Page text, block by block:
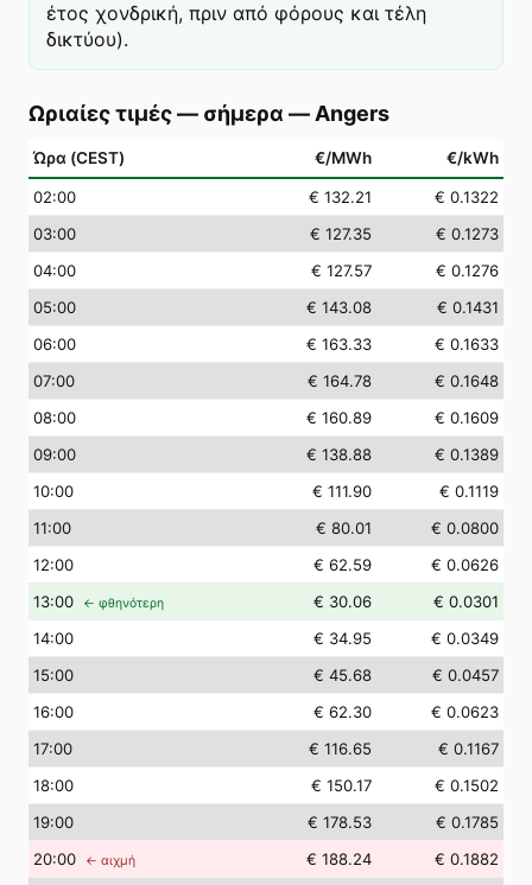
έτος χονδρική, πριν από φόρους και τέλη
δικτύου).
Ωριαίες τιμές — σήμερα — Angers
Ώρα (CEST) €/MWh €/kWh
02:00 € 132.21
€ 0.1322
03:00 € 127.35
€ 0.1273
04:00 € 127.57
€ 0.1276
05:00 € 143.08
€ 0.1431
06:00 € 163.33
€ 0.1633
07:00 € 164.78
€ 0.1648
08:00 € 160.89
€ 0.1609
09:00 € 138.88
€ 0.1389
10:00 € 111.90
€ 0.1119
11:00 € 80.01
€ 0.0800
12:00 € 62.59
€ 0.0626
13:00 ← φθηνότερη € 30.06
€ 0.0301
14:00 € 34.95
€ 0.0349
15:00 € 45.68
€ 0.0457
16:00 € 62.30
€ 0.0623
17:00 € 116.65
€ 0.1167
18:00 € 150.17
€ 0.1502
19:00 € 178.53
€ 0.1785
20:00 ← αιχμή € 188.24
€ 0.1882